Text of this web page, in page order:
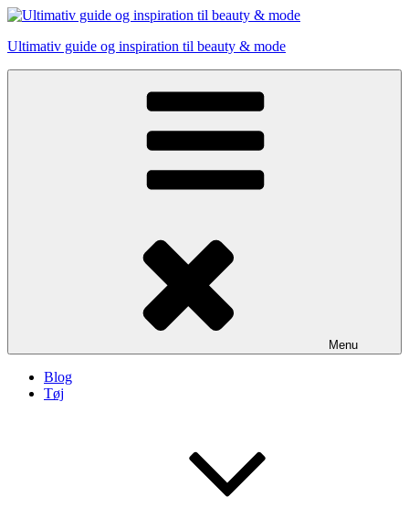
Skip
content
Ultimativ guide og inspiration til beauty & mode
Menu
Blog
Tøj